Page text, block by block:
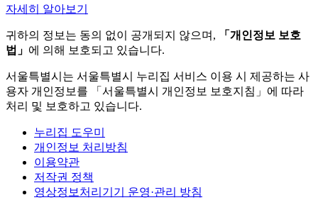
자세히 알아보기
귀하의 정보는 동의 없이 공개되지 않으며,
「개인정보 보호
법」 에 의해 보호되고 있습니다.
서울특별시는 서울특별시 누리집 서비스 이용 시 제공하는 사
용자 개인정보를 「서울특별시 개인정보 보호지침」에 따라
처리 및 보호하고 있습니다.
누리집 도우미
개인정보 처리방침
이용약관
저작권 정책
영상정보처리기기 운영·관리 방침